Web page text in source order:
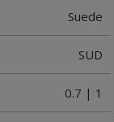
Suede
SUD
0.7 | 1